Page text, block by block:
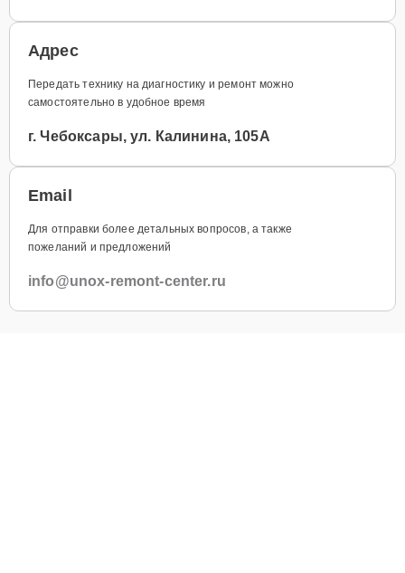
Адрес
Передать технику на диагностику и ремонт можно
самостоятельно в удобное время
г. Чебоксары, ул. Калинина, 105А
Email
Для отправки более детальных вопросов, а также
пожеланий и предложений
info@unox-remont-center.ru